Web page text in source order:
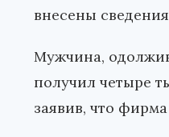
внесены
Мужчина,
получил четыре
заявив, что